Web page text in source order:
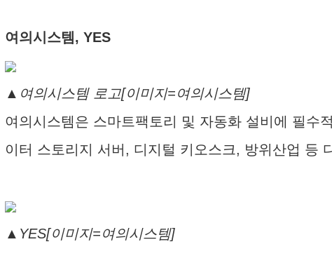
여의시스템, YES
▲여의시스템 로고[이미지=여의시스템]
여의시스템은 스마트팩토리 및 자동화 설비에 필수
이터 스토리지 서버, 디지털 키오스크, 방위산업 등
▲YES[이미지=여의시스템]